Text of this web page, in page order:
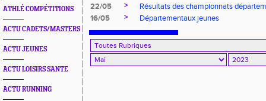
ATHLÉ COMPÉTITIONS
ACTU CADETS/MASTERS
ACTU JEUNES
ACTU LOISIRS SANTE
ACTU RUNNING
22/05
>
Résultats des championnats
16/05
> Départementaux jeunes